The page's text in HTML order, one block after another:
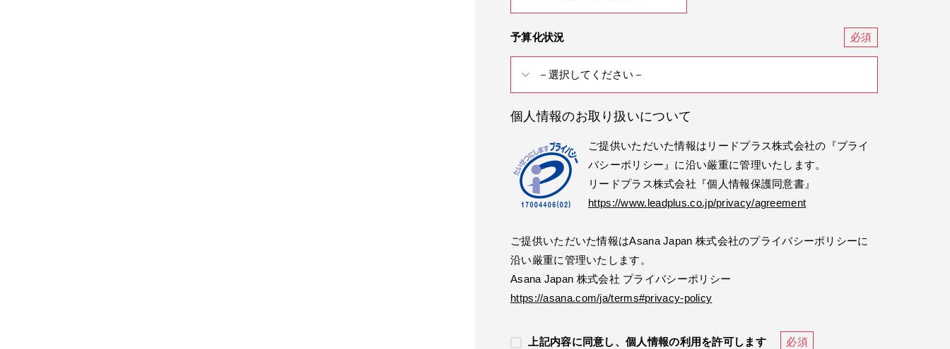
予算化状況
個人情報のお取り扱いについて
ご提供いただいた情報はリードプラス株式会社の『プライ
バシーポリシー』に沿い厳重に管理いたします。
リードプラス株式会社『個人情報保護同意書』
https://www.leadplus.co.jp/privacy/agreement
ご提供いただいた情報はAsana Japan 株式会社のプライバシーポリシーに
沿い厳重に管理いたします。
Asana Japan 株式会社 プライバシーポリシー
https://asana.com/ja/terms#privacy-policy
上記内容に同意し、個人情報の利用を許可します